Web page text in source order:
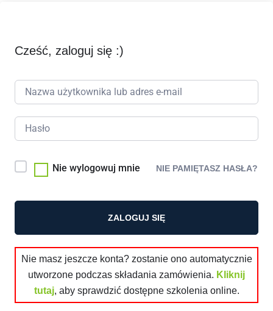
Cześć, zaloguj się :)
Nie wylogowuj mnie NIE PAMIĘTASZ HASŁA?
ZALOGUJ SIĘ
Nie masz jeszcze konta? zostanie ono automatycznie
utworzone podczas składania zamówienia. Kliknij
tutaj, aby sprawdzić dostępne szkolenia online.